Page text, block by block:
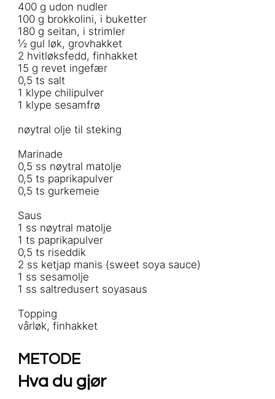
400 g udon nudler
100 g brokkolini, i buketter
180 g seitan, i strimler
½ gul løk, grovhakket
2 hvitløksfedd, finhakket
15 g revet ingefær
0,5 ts salt
1 klype chilipulver
1 klype sesamfrø
nøytral olje til steking
Marinade
0,5 ss nøytral matolje
0,5 ts paprikapulver
0,5 ts gurkemeie
Saus
1 ss nøytral matolje
1 ts paprikapulver
0,5 ts riseddik
2 ss ketjap manis (sweet soya sauce)
1 ss sesamolje
1 ss saltredusert soyasaus
Topping
vårløk, finhakket
METODE
Hva du gjør